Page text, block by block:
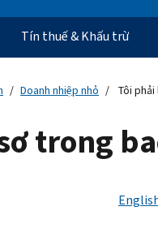
Tín thuế & Khấu trừ
Doanh nhiệp nhỏ Tôi
trong